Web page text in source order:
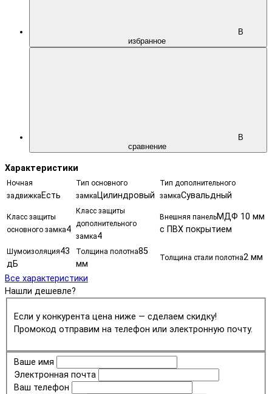
В
избранное
В
сравнение
Характеристики
Ночная
задвижка Есть
Тип основного
замка Цилиндровый
Тип дополнительного
замкаСувальдный
Класс защиты
основного замка4
Класс защиты
дополнительного
замка4
Внешняя панельМДФ 10 мм
с ПВХ покрытием
Шумоизоляция43
дБ
Толщина полотна85
мм
Толщина стали полотна2 мм
Все характеристики
Нашли дешевле?
Если у конкурента цена ниже — сделаем скидку!
Промокод отправим на телефон или электронную почту.
Ваше имя
Электронная почта
Ваш телефон